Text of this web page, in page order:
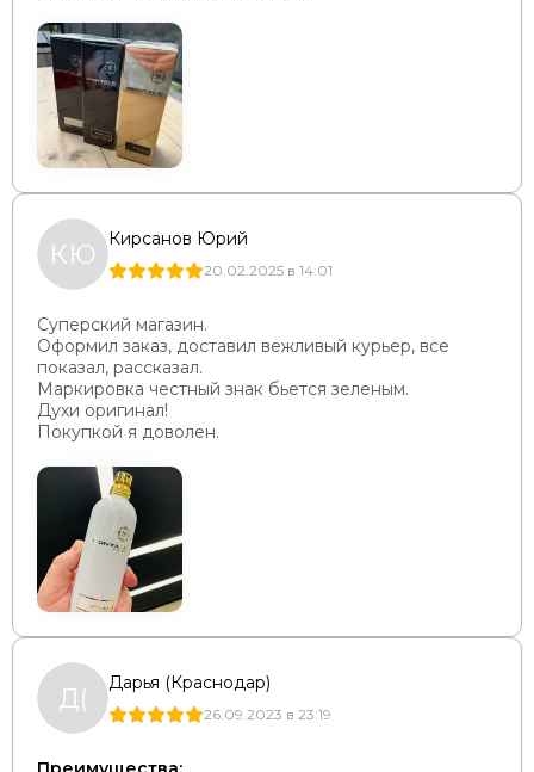
КЮ Кирсанов Юрий
20.02.2025 в 14:01
Суперский магазин.
Оформил заказ, доставил вежливый курьер, все
показал, рассказал.
Маркировка честный знак бьется зеленым.
Духи оригинал!
Покупкой я доволен.
Д( Дарья (Краснодар)
26.09.2023 в 23:19